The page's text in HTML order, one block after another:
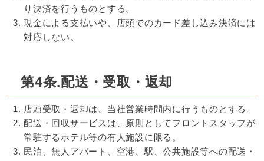
り決済を行うものとする。
現金による支払いや、店頭でのカード差し込み決済には
対応しない。
第4条.配送・受取・返却
店頭受取・返却は、当社営業時間内に行うものとする。
配送・回収サービスは、原則としてフロントスタッフが
常駐するホテル等の有人施設に限る。
民泊、無人アパート、空港、駅、公共施設等への配送・